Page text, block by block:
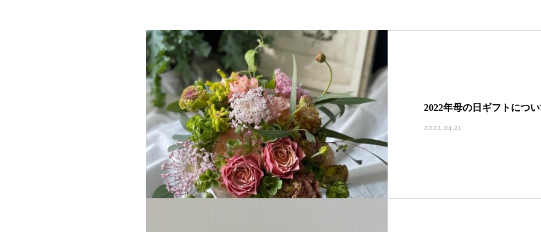
2022年母の日ギフトにつ
2022.04.21